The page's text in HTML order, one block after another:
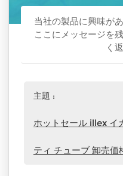
当社の製品に興味が
ここにメッセージを
く
主題 :
ホットセール illex イ
ティ チューブ 卸売価